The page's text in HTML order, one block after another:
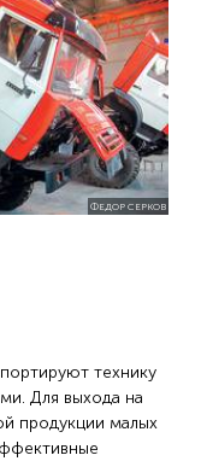
ФЕДОР СЕРКОВ
технику
Для выхода на
продукции малых